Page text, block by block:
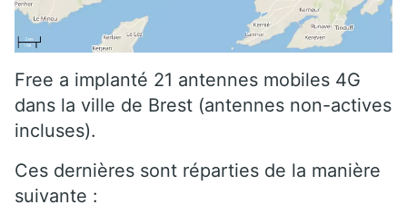
Free a implanté 21 antennes mobiles 4G
dans la ville de Brest (antennes non-actives
incluses).
Ces dernières sont réparties de la manière
suivante :